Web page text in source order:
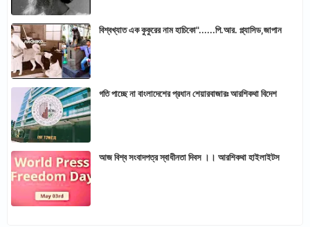
বিশ্বখ্যাত এক কুকুরের নাম হাচিকো"......পি.আর. প্ল্যাসিড,জাপান
গতি পাচ্ছে না বাংলাদেশের প্রধান শেয়ারবাজারঃ আরশিকথা বিদেশ
আজ বিশ্ব সংবাদপত্র স্বাধীনতা দিবস ।। আরশিকথা হাইলাইটস